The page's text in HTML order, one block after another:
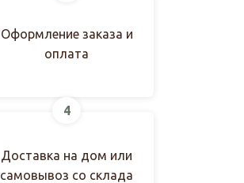
Оформление заказа и
оплата
4
Доставка на дом или
самовывоз со склада